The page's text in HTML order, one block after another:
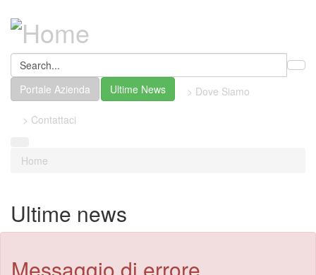
Portale Azienda Ultime News
> Dove Siamo
> Contattaci
Home
Ultime news